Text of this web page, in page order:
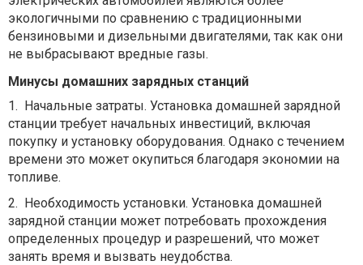
экологичными по сравнению с традиционными
бензиновыми и дизельными двигателями, так как они
не выбрасывают вредные газы.
Минусы домашних зарядных станций
1. Начальные затраты. Установка домашней зарядной
станции требует начальных инвестиций, включая
покупку и установку оборудования. Однако с течением
времени это может окупиться благодаря экономии на
топливе.
2. Необходимость установки. Установка домашней
зарядной станции может потребовать прохождения
определенных процедур и разрешений, что может
занять время и вызвать неудобства.